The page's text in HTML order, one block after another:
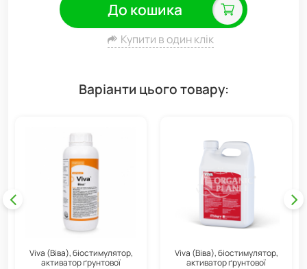
До кошика
Купити в один клік
Варіанти цього товару:
Viva (Віва), біостимулятор,
активатор ґрунтової
Viva (Віва), біостимулятор,
активатор ґрунтової